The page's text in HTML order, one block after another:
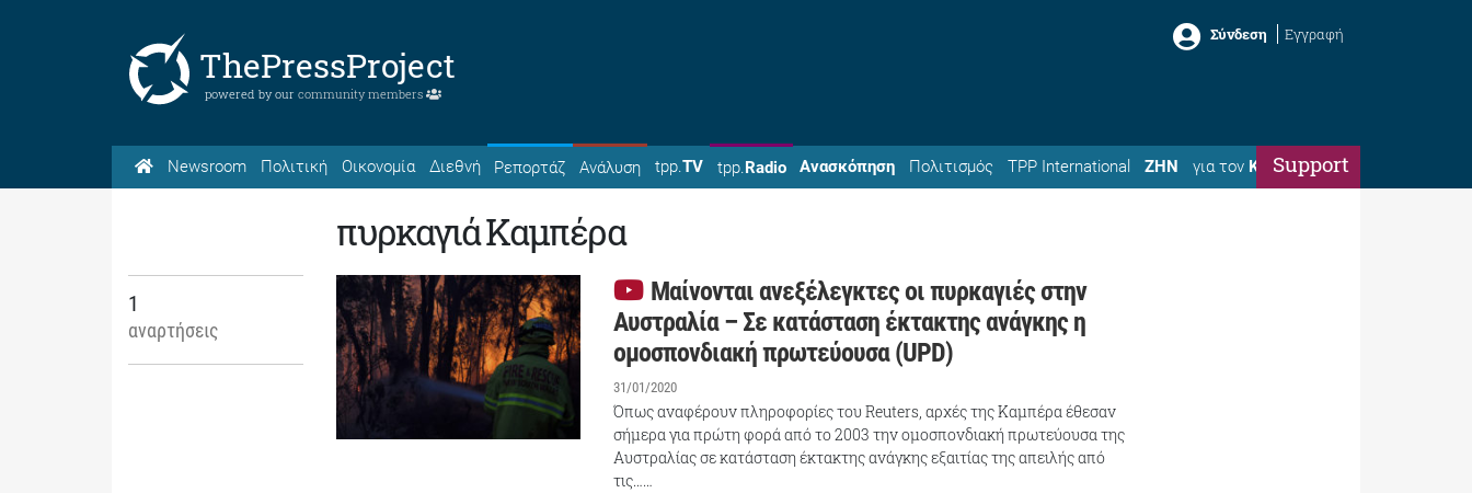
ThePressProject
powered by our community members
Σύνδεση Εγγραφή
Newsroom Πολιτική Οικονομία Διεθνή Ρεπορτάζ Ανάλυση tpp.TV tpp.Radio Ανασκόπηση Πολιτισμός TPP International ΖΗΝ για τον ΚώσταSupport
πυρκαγιά Καμπέρα
1
αναρτήσεις
Μαίνονται ανεξέλεγκτες οι πυρκαγιές στην
Αυστραλία – Σε κατάσταση έκτακτης ανάγκης η
ομοσπονδιακή πρωτεύουσα (UPD)
31/01/2020
Όπως αναφέρουν πληροφορίες του Reuters, αρχές της Καμπέρα έθεσαν
σήμερα για πρώτη φορά από το 2003 την ομοσπονδιακή πρωτεύουσα της
Αυστραλίας σε κατάσταση έκτακτης ανάγκης εξαιτίας της απειλής από
τις……